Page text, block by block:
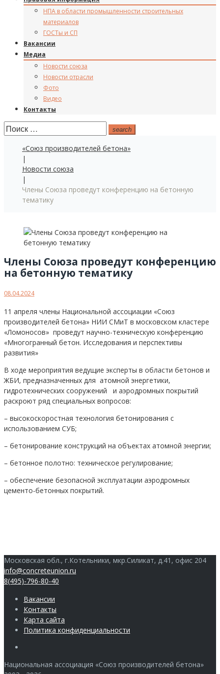
НПА в области промышленности строительных
материалов
ГОСТы и СП
Вакансии
Медиа
Новости союза
Новости отрасли
Фото
Видео
Контакты
Поиск: search
«Союз производителей бетона»
|
Новости союза
|
Члены Союза проведут конференцию на бетонную
тематику
Члены Союза проведут конференцию
на бетонную тематику
08.04.2024
11 апреля члены Национальной ассоциации «Союз
производителей бетона» НИИ СМиТ в московском кластере
«Ломоносов» проведут научно-техническую конференцию
«Многогранный бетон. Исследования и перспективы
развития»
В ходе мероприятия ведущие эксперты в области бетонов и
ЖБИ, предназначенных для атомной энергетики,
гидротехнических сооружений и аэродромных покрытий
раскроют ряд специальных вопросов:
– высокоскоростная технология бетонирования с
использованием СУБ;
– бетонирование конструкций на объектах атомной энергии;
– бетонное полотно: техническое регулирование;
– обеспечение безопасной эксплуатации аэродромных
цементо-бетонных покрытий.
Московская обл., г.Котельники, мкр.Силикат, д.41, офис 204
info@concreteunion.ru
8(495)-796-80-40
Вакансии
Контакты
Карта сайта
Политика конфиденциальности
Национальная ассоциация «Союз производителей бетона»